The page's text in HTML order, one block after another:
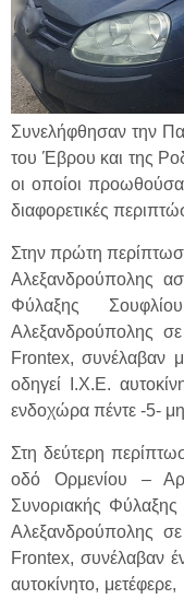
Συνελήφθησαν την
του Έβρου και της
οι οποίοι
διαφορετικές
Στην πρώτη
Αλεξανδρούπολης
Φύλαξης
Αλεξανδρούπολης
Frontex, συνέλαβαν
οδηγεί Ι.Χ.Ε.
ενδοχώρα πέντε -5-
Στη δεύτερη
οδό Ορμενίου –
Συνοριακής Φύλαξης
Αλεξανδρούπολης
Frontex, συνέλαβαν
αυτοκίνητο,